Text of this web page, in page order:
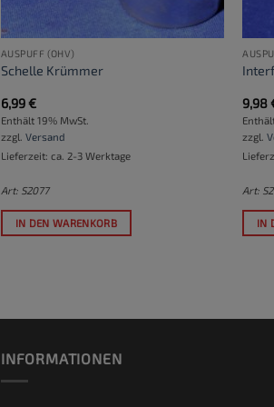
AUSPUFF (OHV)
Schelle Krümmer
6,99€
Enthält 19% MwSt.
zzgl. Versand
Lieferzeit: ca. 2-3 Werktage
Art: S2077
IN DEN WARENKORB
9,98
zzgl.
Art:
IN
INFORMATIONEN